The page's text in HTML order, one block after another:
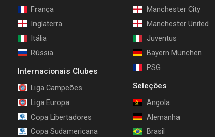
França
Inglaterra
Itália
Rússia
Internacionais Clubes
Liga Campeões
Liga Europa
Copa Libertadores
Copa Sudamericana
Manchester City
Manchester United
Juventus
Bayern München
PSG
Seleções
Angola
Alemanha
Brasil